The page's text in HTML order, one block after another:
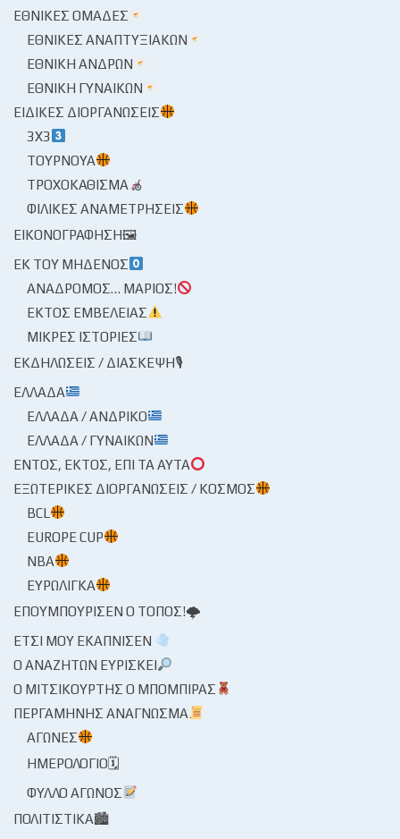
ΕΘΝΙΚΈΣ ΟΜΆΔΕΣ
ΕΘΝΙΚΈΣ ΑΝΑΠΤΥΞΙΑΚΏΝ
ΕΘΝΙΚΉ ΑΝΔΡΏΝ
ΕΘΝΙΚΉ ΓΥΝΑΙΚΏΝ
ΕΙΔΙΚΈΣ ΔΙΟΡΓΑΝΏΣΕΙΣ
3X3
ΤΟΥΡΝΟΥΆ
ΤΡΟΧΟΚΆΘΙΣΜΑ
ΦΙΛΙΚΈΣ ΑΝΑΜΕΤΡΉΣΕΙΣ
ΕΙΚΟΝΟΓΡΆΦΗΣΗ🖼
ΕΚ ΤΟΥ ΜΗΔΕΝΌΣ
ΑΝΆΔΡΟΜΟΣ… ΜΆΡΙΟΣ!
ΕΚΤΌΣ ΕΜΒΈΛΕΙΑΣ
ΜΙΚΡΈΣ ΙΣΤΟΡΊΕΣ
ΕΚΔΗΛΏΣΕΙΣ / ΔΙΆΣΚΕΨΗ🎙
ΕΛΛΆΔΑ
ΕΛΛΆΔΑ / ΑΝΔΡΙΚΌ
ΕΛΛΆΔΑ / ΓΥΝΑΙΚΏΝ
ΕΝΤΌΣ, ΕΚΤΌΣ, ΕΠΊ ΤΑ ΑΥΤΆ
ΕΞΩΤΕΡΙΚΈΣ ΔΙΟΡΓΑΝΏΣΕΙΣ / ΚΌΣΜΟΣ
BCL
EUROPE CUP
NBA
ΕΥΡΩΛΊΓΚΑ
ΕΠΟΥΜΠΟΎΡΙΣΕΝ Ο ΤΌΠΟΣ!🌩
ΈΤΣΙ ΜΟΥ ΕΚΆΠΝΙΣΕΝ
Ο ΑΝΑΖΗΤΏΝ ΕΥΡΊΣΚΕΙ
Ο ΜΙΤΣΙΚΟΥΡΤΉΣ Ο ΜΠΌΜΠΙΡΑΣ
ΠΕΡΓΑΜΗΝΉΣ ΑΝΆΓΝΩΣΜΑ
ΑΓΏΝΕΣ
ΗΜΕΡΟΛΌΓΙΟ🗓
ΦΎΛΛΟ ΑΓΏΝΟΣ
ΠΟΛΙΤΙΣΤΙΚΆ🏙